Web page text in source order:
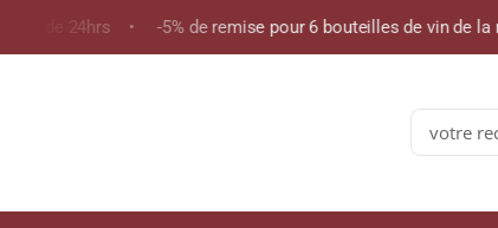
de 24hrs • -5% de remise pour 6 bouteilles de vin de
Search
for: